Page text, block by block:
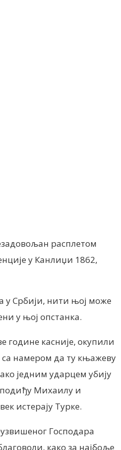
расплетом
у Канлиџи 1862,
у Србији, нити њој може
у њој опстанка.
године касније, окупили
са намером да ту књажеву
једним ударцем убију
Михаилу и
истерају Турке.
Господара
како за најбоље